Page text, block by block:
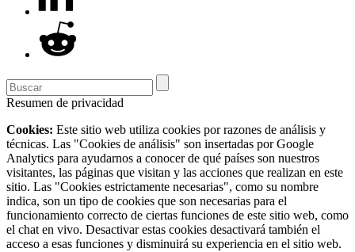
Resumen de privacidad
Cookies: Este sitio web utiliza cookies por razones de análisis y
técnicas. Las "Cookies de análisis" son insertadas por Google
Analytics para ayudarnos a conocer de qué países son nuestros
visitantes, las páginas que visitan y las acciones que realizan en este
sitio. Las "Cookies estrictamente necesarias", como su nombre
indica, son un tipo de cookies que son necesarias para el
funcionamiento correcto de ciertas funciones de este sitio web, como
el chat en vivo. Desactivar estas cookies desactivará también el
acceso a esas funciones y disminuirá su experiencia en el sitio web.